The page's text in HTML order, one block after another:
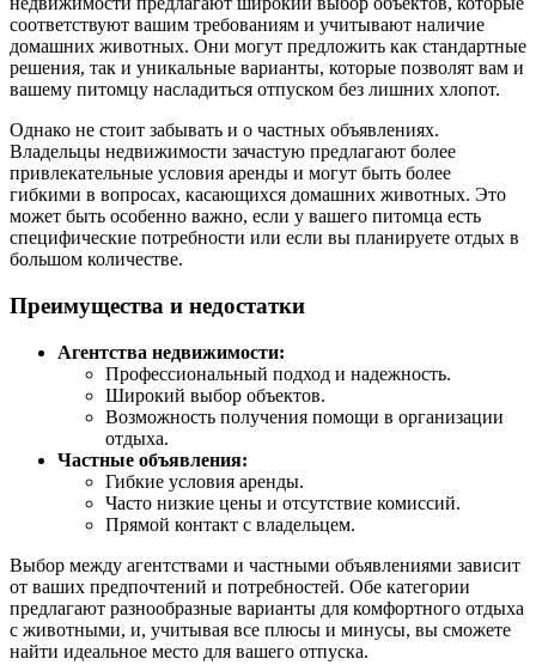
соответствуют вашим требованиям и учитывают наличие
домашних животных. Они могут предложить как стандартные
решения, так и уникальные варианты, которые позволят вам и
вашему питомцу насладиться отпуском без лишних хлопот.
Однако не стоит забывать и о частных объявлениях.
Владельцы недвижимости зачастую предлагают более
привлекательные условия аренды и могут быть более
гибкими в вопросах, касающихся домашних животных. Это
может быть особенно важно, если у вашего питомца есть
специфические потребности или если вы планируете отдых в
большом количестве.
Преимущества и недостатки
Агентства недвижимости:
Профессиональный подход и надежность.
Широкий выбор объектов.
Возможность получения помощи в организации
отдыха.
Частные объявления:
Гибкие условия аренды.
Часто низкие цены и отсутствие комиссий.
Прямой контакт с владельцем.
Выбор между агентствами и частными объявлениями зависит
от ваших предпочтений и потребностей. Обе категории
предлагают разнообразные варианты для комфортного отдыха
с животными, и, учитывая все плюсы и минусы, вы сможете
найти идеальное место для вашего отпуска.